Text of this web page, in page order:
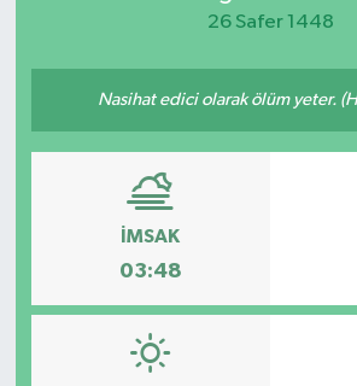
26 Safer 1448
Nasihat edici olarak ölüm yeter.
İMSAK
03:48
Resmi İlanlar
Spor
Tatil ve Seyahat
Haber Arşivi